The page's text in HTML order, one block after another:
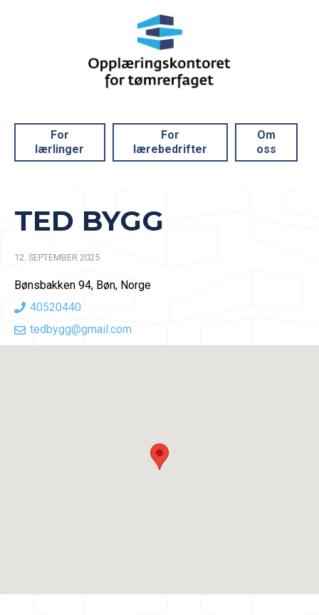
For
lærlinger
For
lærebedrifter
Om
oss
TED BYGG
12. SEPTEMBER 2025
Bønsbakken 94, Bøn, Norge
40520440
tedbygg@gmail.com